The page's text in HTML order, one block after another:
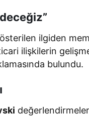
ilgiden
ilişkilerin
bulundu.